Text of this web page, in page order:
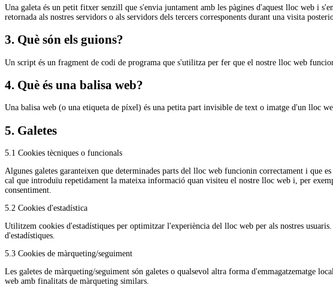
Una galeta és un petit fitxer senzill que s'envia juntament amb les pàgines d'aquest lloc web i
retornada als nostres servidors o als servidors dels tercers corresponents durant una visita
3. Què són els guions?
Un script és un fragment de codi de programa que s'utilitza per fer que el nostre lloc web
4. Què és una balisa web?
Una balisa web (o una etiqueta de píxel) és una petita part invisible de text o imatge d'un lloc
5. Galetes
5.1 Cookies tècniques o funcionals
Algunes galetes garanteixen que determinades parts del lloc web funcionin correctament i que
cal que introduïu repetidament la mateixa informació quan visiteu el nostre lloc web i, per
consentiment.
5.2 Cookies d'estadística
Utilitzem cookies d'estadístiques per optimitzar l'experiència del lloc web per als nostres
d'estadístiques.
5.3 Cookies de màrqueting/seguiment
Les galetes de màrqueting/seguiment són galetes o qualsevol altra forma d'emmagatzematge
web amb finalitats de màrqueting similars.